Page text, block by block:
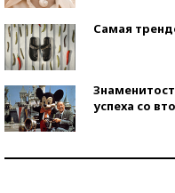
Самая
успеха со